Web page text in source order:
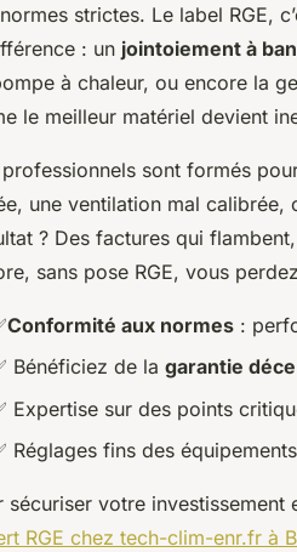
strictes. Le label RGE,
: un jointoiement à
à chaleur, ou encore la
le meilleur matériel devient
professionnels sont formés
une ventilation mal calibrée,
? Des factures qui
sans pose RGE, vous
Conformité aux normes :
Bénéficiez de la garantie
Expertise sur des points
Réglages fins des
sécuriser votre
RGE chez tech-clim-enr.fr à